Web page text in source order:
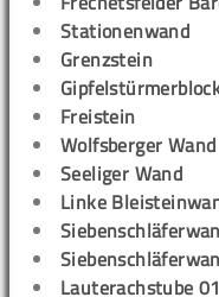
Stationenwand
Grenzstein
Freistein
Wolfsberger Wand
Seeliger Wand
Linke
Lauterachstube